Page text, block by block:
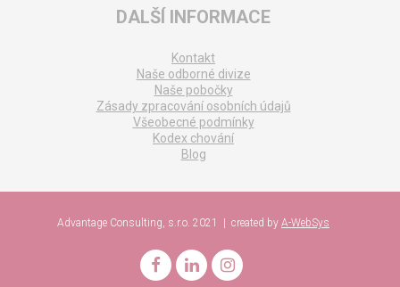
DALŠÍ INFORMACE
Kontakt
Naše odborné divize
Naše pobočky
Zásady zpracování osobních údajů
Všeobecné podmínky
Kodex chování
Blog
Advantage Consulting, s.r.o. 2021 | created by A-WebSys